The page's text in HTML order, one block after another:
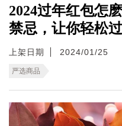
2024过年红包怎
禁忌，让你轻松
上架日期 2024/01/25
严选商品